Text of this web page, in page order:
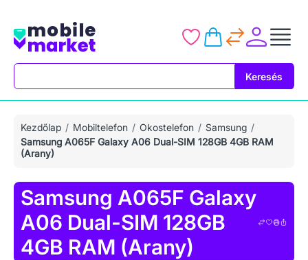
Keresés
Kezdőlap Mobiltelefon Okostelefon
Samsung
Samsung A065F Galaxy A06 Dual-SIM 128GB 4GB RAM
(Arany)
Samsung A065F Galaxy
A06 Dual-SIM 128GB
4GB RAM (Arany)